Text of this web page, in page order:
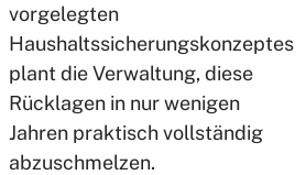
vorgelegten
Haushaltssicherungskonzeptes
plant die Verwaltung, diese
Rücklagen in nur wenigen
Jahren praktisch vollständig
abzuschmelzen.